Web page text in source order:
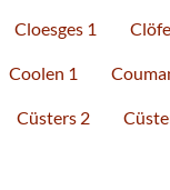
Cloesges 1
Coolen 1
Cüsters 2